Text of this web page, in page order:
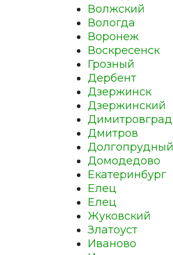
Волжский
Вологда
Воронеж
Воскресенск
Грозный
Дербент
Дзержинск
Дзержинский
Димитровград
Дмитров
Долгопрудный
Домодедово
Екатеринбург
Елец
Елец
Жуковский
Златоуст
Иваново